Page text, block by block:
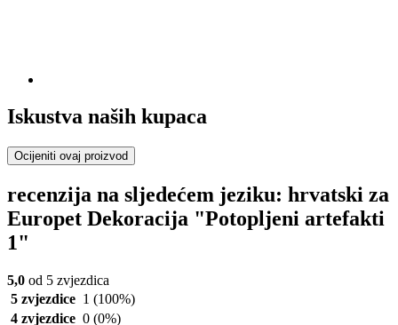
Iskustva naših kupaca
Ocijeniti ovaj proizvod
recenzija na sljedećem jeziku: hrvatski za
Europet Dekoracija "Potopljeni artefakti
1"
5,0 od 5 zvjezdica
5 zvjezdice 1 (100%)
4 zvjezdice 0 (0%)